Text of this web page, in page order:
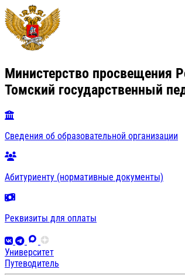
Министерство просвещения
Томский государственный
Сведения об образовательной организации
Абитуриенту (нормативные документы)
Реквизиты для оплаты
Университет
Путеводитель